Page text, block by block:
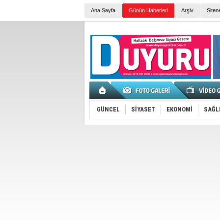
Ana Sayfa Günün Haberleri Arşiv
GÜNCEL SİYASET EKONOMİ